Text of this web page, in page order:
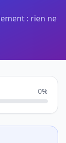
: rien ne
0%